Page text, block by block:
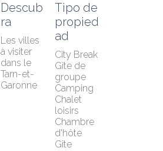
Descub
ra
Les villes
à visiter
dans le
Tarn-et-
Garonne
Tipo de
propied
ad
City Break
Gîte de
groupe
Camping
Chalet
loisirs
Chambre
d'hôte
Gîte